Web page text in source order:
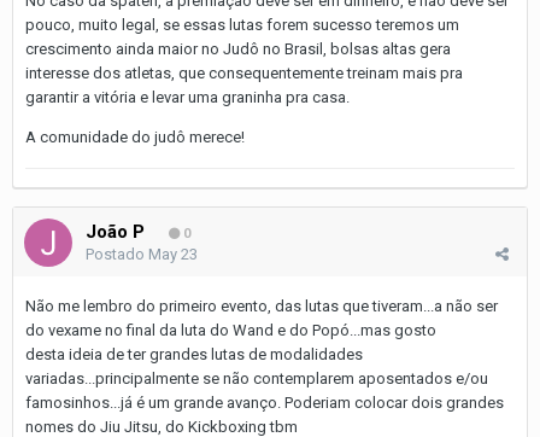
pouco, muito legal, se essas lutas forem sucesso teremos um
crescimento ainda maior no Judô no Brasil, bolsas altas gera
interesse dos atletas, que consequentemente treinam mais pra
garantir a vitória e levar uma graninha pra casa.
A comunidade do judô merece!
João P 0
Postado May 23
Não me lembro do primeiro evento, das lutas que tiveram...a não ser
do vexame no final da luta do Wand e do Popó...mas gosto
desta ideia de ter grandes lutas de modalidades
variadas...principalmente se não contemplarem aposentados e/ou
famosinhos...já é um grande avanço. Poderiam colocar dois grandes
nomes do Jiu Jitsu, do Kickboxing tbm